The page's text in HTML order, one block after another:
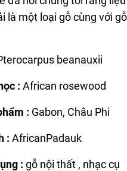
là một loại gỗ cùng với
beanauxii
: African rosewood
: Gabon, Châu Phi
: AfricanPadauk
: gỗ nội thất , nhạc cụ